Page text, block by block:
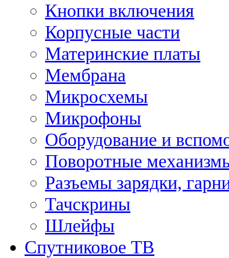
Кнопки включения
Корпусные части
Материнские платы
Мембрана
Микросхемы
Микрофоны
Оборудование и
Поворотные
Разъемы зарядки,
Тачскрины
Шлейфы
Спутниковое ТВ